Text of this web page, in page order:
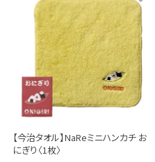
【今治タオル】NaReミニハンカチ お
にぎり〈1枚〉